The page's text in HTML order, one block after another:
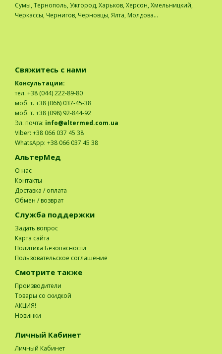
Сумы, Тернополь, Ужгород, Харьков, Херсон, Хмельницкий,
Черкассы, Чернигов, Черновцы, Ялта, Молдова...
Свяжитесь с нами
Консультации:
тел. +38 (044) 222-89-80
моб. т. +38 (066) 037-45-38
моб. т. +38 (098) 92-844-92
Эл. почта: info@altermed.com.ua
Viber: +38 066 037 45 38
WhatsApp: +38 066 037 45 38
АльтерМед
О нас
Контакты
Доставка / оплата
Обмен / возврат
Служба поддержки
Задать вопрос
Карта сайта
Политика Безопасности
Пользовательское соглашение
Смотрите также
Производители
Товары со скидкой
АКЦИЯ!
Новинки
Личный Кабинет
Личный Кабинет